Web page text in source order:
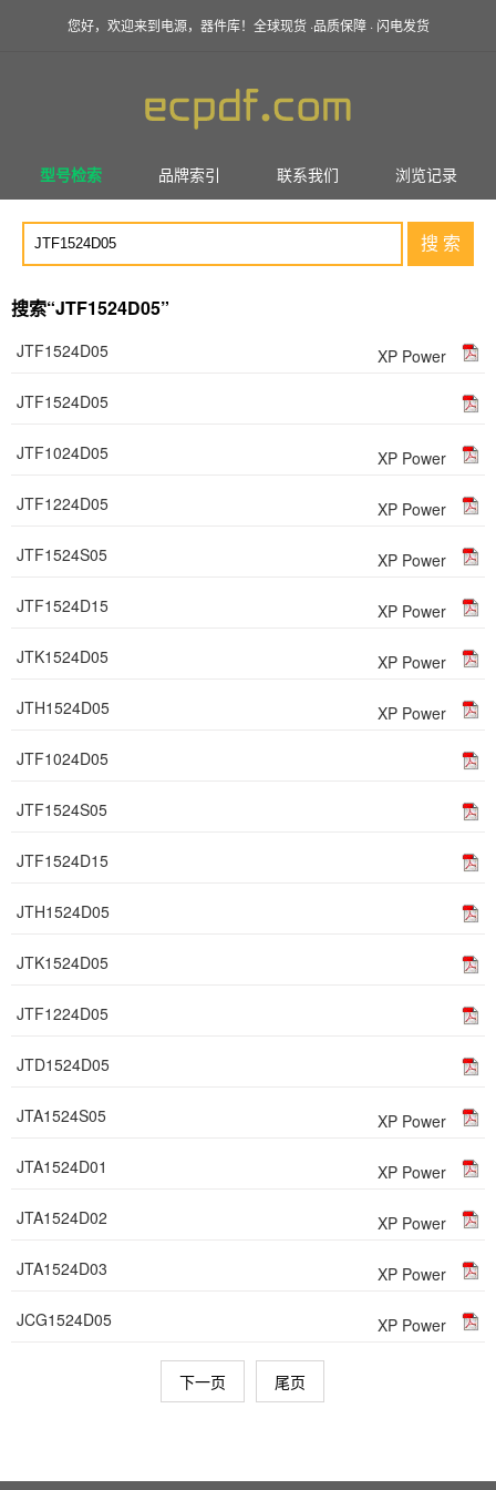
您好，欢迎来到电源，器件库！全球现货 ·品质保障 · 闪电发货
型号检索 品牌索引 联系我们 浏览记录
搜 索
搜索“JTF1524D05”
JTF1524D05 XP Power
JTF1524D05
JTF1024D05 XP Power
JTF1224D05 XP Power
JTF1524S05 XP Power
JTF1524D15 XP Power
JTK1524D05 XP Power
JTH1524D05 XP Power
JTF1024D05
JTF1524S05
JTF1524D15
JTH1524D05
JTK1524D05
JTF1224D05
JTD1524D05
JTA1524S05 XP Power
JTA1524D01 XP Power
JTA1524D02 XP Power
JTA1524D03 XP Power
JCG1524D05 XP Power
下一页 尾页